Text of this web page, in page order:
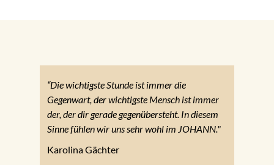
“Die wichtigste Stunde ist immer die
Gegenwart, der wichtigste Mensch ist immer
der, der dir gerade gegenübersteht. In diesem
Sinne fühlen wir uns sehr wohl im JOHANN."
Karolina Gächter